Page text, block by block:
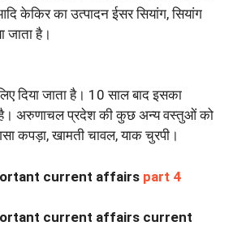
केकिर का उत्पादन ईसर सियांग, सियांग
जाता है।
दिया जाता है। 10 साल बाद इसका
है। अरुणाचल प्रदेश की कुछ अन्य वस्तुओं को
कपड़ा, खामती चावल, याक चुरपी।
current affairs part 4
current affairs current